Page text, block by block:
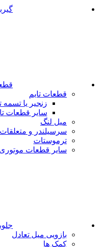
قطعات تایم
زنجیر یا تسمه
سایر قطعات
میل لنگ
سرسیلندر و متعلقات
ترموستات
سایر قطعات موتوری
بازویی میل تعادل
کمک ها